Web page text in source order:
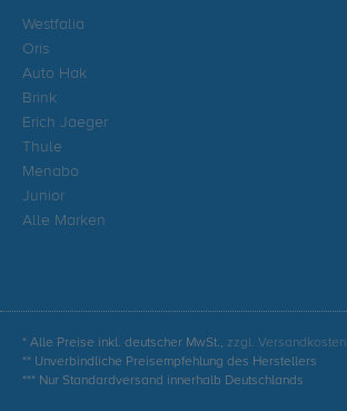
Westfalia
Oris
Auto Hak
Brink
Erich Jaeger
Thule
Menabo
Junior
Alle Marken
* Alle Preise inkl. deutscher MwSt., zzgl. Versandkosten
** Unverbindliche Preisempfehlung des Herstellers
*** Nur Standardversand innerhalb Deutschlands